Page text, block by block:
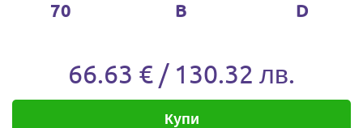
70 B D
66.63 € / 130.32 лв.
Купи